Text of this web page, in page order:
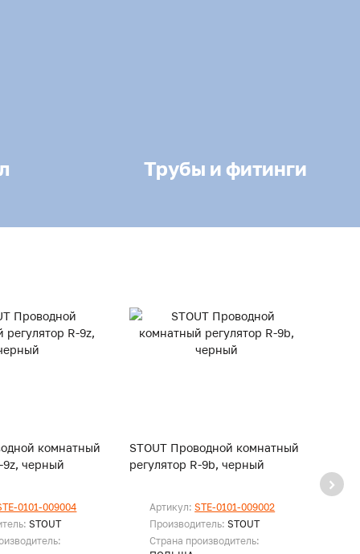
Трубы и фитинги
комнатный
9z, черный
0101-009004
STOUT
STOUT Проводной комнатный
регулятор R-9b, черный
Артикул:STE-0101-009002
Производитель:STOUT
Страна производитель: